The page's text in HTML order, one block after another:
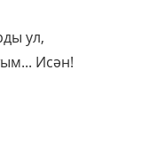
ул,
Исән!